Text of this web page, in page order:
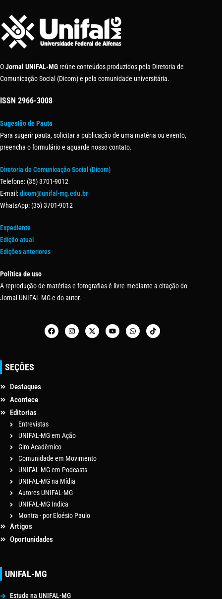
OJornal UNIFAL-MG reúne conteúdos produzidos pela Diretoria de
Comunicação Social (Dicom) e pela comunidade universitária.
ISSN 2966-3008
Sugestão de Pauta
Para sugerir pauta, solicitar a publicação de uma matéria ou evento,
preencha o formulário e aguarde nosso contato.
Diretoria de Comunicação Social (Dicom)
Telefone: (35) 3701-9012
E-mail:dicom@unifal-mg.edu.br
WhatsApp: (35) 3701-9012
Expediente
Edição atual
Edições anteriores
Política de uso
A reprodução de matérias e fotografias é livre mediante a citação do
Jornal UNIFAL-MG e do autor. –
SEÇÕES
Destaques
Acontece
Editorias
Entrevistas
UNIFAL-MG em Ação
Giro Acadêmico
Comunidade em Movimento
UNIFAL-MG em Podcasts
UNIFAL-MG na Mídia
Autores UNIFAL-MG
UNIFAL-MG Indica
Montra - por Eloésio Paulo
Artigos
Oportunidades
UNIFAL-MG
Estude na UNIFAL-MG